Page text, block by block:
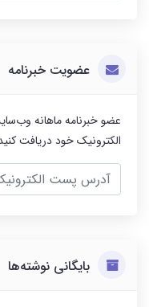
عضویت خبرنامه
عضو خبرنامه ماهانه
الکترونیک خود دریافت
بایگانی نوشته‌ها